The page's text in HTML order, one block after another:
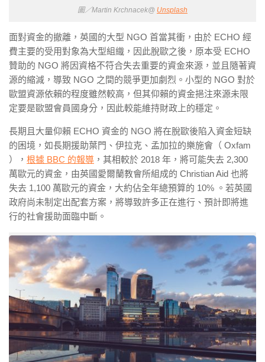
圖／Martin Krchnacek@ Unsplash
面對資金的撤離，英國的大型 NGO 首當其衝，由於 ECHO 經
費主要的受用對象為大型組織，因此脫歐之後，原本受 ECHO
贊助的 NGO 將因資格不符合失去重要的資金來源，並且隨著資
源的縮減，導致 NGO 之間的競爭更加劇烈。小型的 NGO 對於
歐盟資源依賴的程度雖然較高，但其仰賴的資金挹注來源未限
定要是歐盟會員國身分，因此較能維持財政上的穩定。
長期且大量仰賴 ECHO 資金的 NGO 將在脫歐後陷入資金短缺
的困境，如長期援助葉門、伊拉克、孟加拉的樂施會（ Oxfam
）， 根據 BBC 的報導 ，其相較於 2018 年，將可能失去 2,300
萬歐元的資金，由英國愛爾蘭教會所組成的 Christian Aid 也將
失去 1,100 萬歐元的資金，大約佔全年總預算的 10% 。若英國
政府尚未制定出配套方案，將導致許多正在進行、預計即將進
行的社會援助面臨中斷。